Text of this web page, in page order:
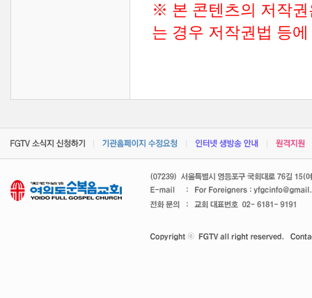
※ 본 콘텐츠의 저작권
는 경우 저작권법 등